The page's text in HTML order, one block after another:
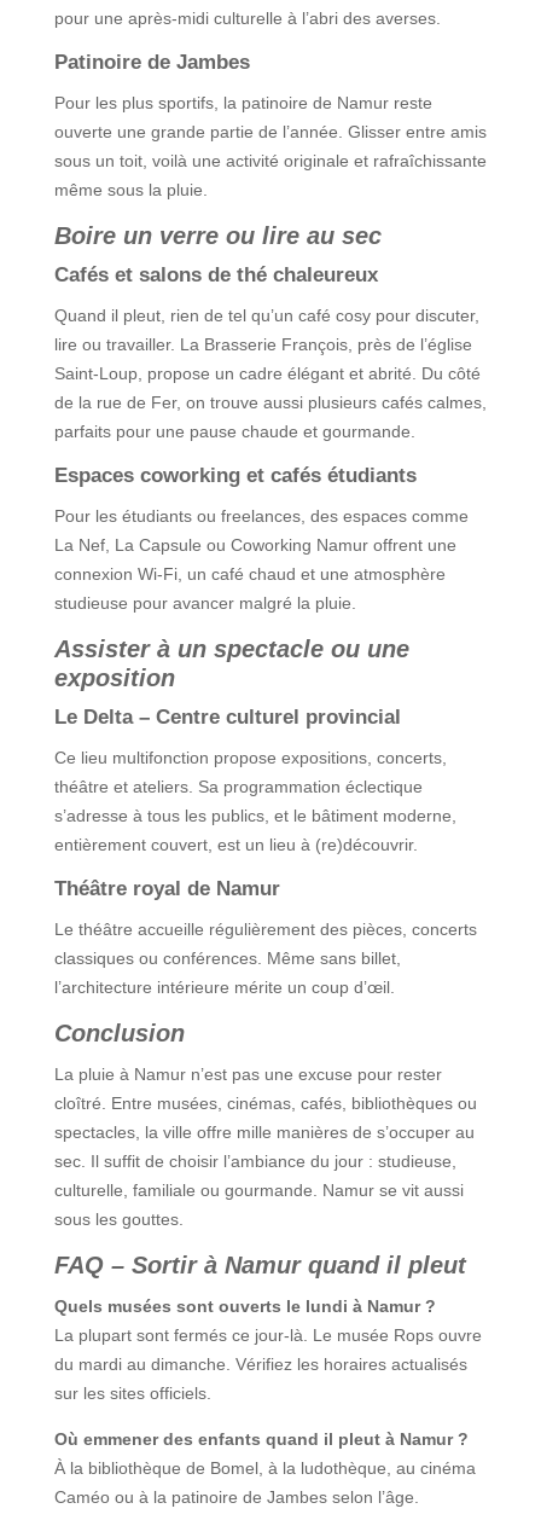
pour une après-midi culturelle à l’abri des averses.
Patinoire de Jambes
Pour les plus sportifs, la patinoire de Namur reste
ouverte une grande partie de l’année. Glisser entre amis
sous un toit, voilà une activité originale et rafraîchissante
même sous la pluie.
Boire un verre ou lire au sec
Cafés et salons de thé chaleureux
Quand il pleut, rien de tel qu’un café cosy pour discuter,
lire ou travailler. La Brasserie François, près de l’église
Saint-Loup, propose un cadre élégant et abrité. Du côté
de la rue de Fer, on trouve aussi plusieurs cafés calmes,
parfaits pour une pause chaude et gourmande.
Espaces coworking et cafés étudiants
Pour les étudiants ou freelances, des espaces comme
La Nef, La Capsule ou Coworking Namur offrent une
connexion Wi-Fi, un café chaud et une atmosphère
studieuse pour avancer malgré la pluie.
Assister à un spectacle ou une
exposition
Le Delta – Centre culturel provincial
Ce lieu multifonction propose expositions, concerts,
théâtre et ateliers. Sa programmation éclectique
s’adresse à tous les publics, et le bâtiment moderne,
entièrement couvert, est un lieu à (re)découvrir.
Théâtre royal de Namur
Le théâtre accueille régulièrement des pièces, concerts
classiques ou conférences. Même sans billet,
l’architecture intérieure mérite un coup d’œil.
Conclusion
La pluie à Namur n’est pas une excuse pour rester
cloîtré. Entre musées, cinémas, cafés, bibliothèques ou
spectacles, la ville offre mille manières de s’occuper au
sec. Il suffit de choisir l’ambiance du jour : studieuse,
culturelle, familiale ou gourmande. Namur se vit aussi
sous les gouttes.
FAQ – Sortir à Namur quand il pleut
Quels musées sont ouverts le lundi à Namur ?
La plupart sont fermés ce jour-là. Le musée Rops ouvre
du mardi au dimanche. Vérifiez les horaires actualisés
sur les sites officiels.
Où emmener des enfants quand il pleut à Namur ?
À la bibliothèque de Bomel, à la ludothèque, au cinéma
Caméo ou à la patinoire de Jambes selon l’âge.